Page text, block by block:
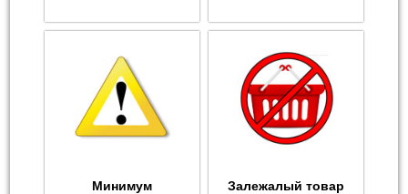
Минимум Залежалый товар